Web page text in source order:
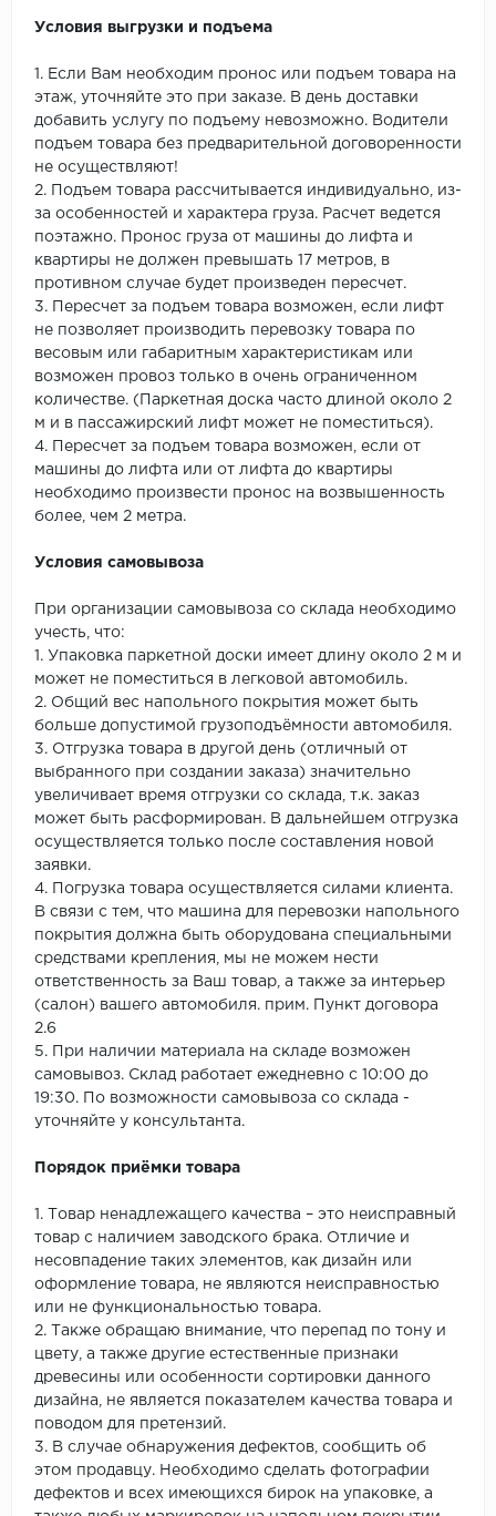
Условия выгрузки и подъема
1. Если Вам необходим пронос или подъем товара на
этаж, уточняйте это при заказе. В день доставки
добавить услугу по подъему невозможно. Водители
подъем товара без предварительной договоренности
не осуществляют!
2. Подъем товара рассчитывается индивидуально, из-
за особенностей и характера груза. Расчет ведется
поэтажно. Пронос груза от машины до лифта и
квартиры не должен превышать 17 метров, в
противном случае будет произведен пересчет.
3. Пересчет за подъем товара возможен, если лифт
не позволяет производить перевозку товара по
весовым или габаритным характеристикам или
возможен провоз только в очень ограниченном
количестве. (Паркетная доска часто длиной около 2
м и в пассажирский лифт может не поместиться).
4. Пересчет за подъем товара возможен, если от
машины до лифта или от лифта до квартиры
необходимо произвести пронос на возвышенность
более, чем 2 метра.
Условия самовывоза
При организации самовывоза со склада необходимо
учесть, что:
1. Упаковка паркетной доски имеет длину около 2 м и
может не поместиться в легковой автомобиль.
2. Общий вес напольного покрытия может быть
больше допустимой грузоподъёмности автомобиля.
3. Отгрузка товара в другой день (отличный от
выбранного при создании заказа) значительно
увеличивает время отгрузки со склада, т.к. заказ
может быть расформирован. В дальнейшем отгрузка
осуществляется только после составления новой
заявки.
4. Погрузка товара осуществляется силами клиента.
В связи с тем, что машина для перевозки напольного
покрытия должна быть оборудована специальными
средствами крепления, мы не можем нести
ответственность за Ваш товар, а также за интерьер
(салон) вашего автомобиля. прим. Пункт договора
2.6
5. При наличии материала на складе возможен
самовывоз. Склад работает ежедневно с 10:00 до
19:30. По возможности самовывоза со склада -
уточняйте у консультанта.
Порядок приёмки товара
1. Товар ненадлежащего качества – это неисправный
товар с наличием заводского брака. Отличие и
несовпадение таких элементов, как дизайн или
оформление товара, не являются неисправностью
или не функциональностью товара.
2. Также обращаю внимание, что перепад по тону и
цвету, а также другие естественные признаки
древесины или особенности сортировки данного
дизайна, не является показателем качества товара и
поводом для претензий.
3. В случае обнаружения дефектов, сообщить об
этом продавцу. Необходимо сделать фотографии
дефектов и всех имеющихся бирок на упаковке, а